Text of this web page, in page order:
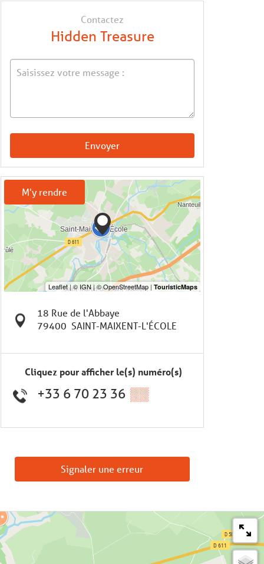
Contactez
Hidden Treasure
Envoyer
M'y rendre
18 Rue de l'Abbaye
79400 SAINT-MAIXENT-L'ÉCOLE
Cliquez pour afficher le(s) numéro(s)
+33 6 70 23 36 ▒▒
Signaler une erreur